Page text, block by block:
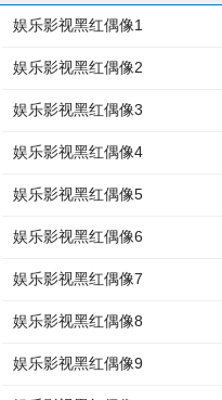
娱乐影视黑红偶像1
娱乐影视黑红偶像2
娱乐影视黑红偶像3
娱乐影视黑红偶像4
娱乐影视黑红偶像5
娱乐影视黑红偶像6
娱乐影视黑红偶像7
娱乐影视黑红偶像8
娱乐影视黑红偶像9